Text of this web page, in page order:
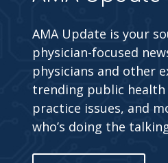
AMA Update is your
physician-focused
physicians and other
trending public health
practice issues, and
who’s doing the